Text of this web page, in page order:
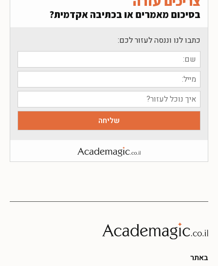
בסיכום מאמרים או בכתיבה אקדמית?
כתבו לנו וננסה לעזור לכם:
באתר